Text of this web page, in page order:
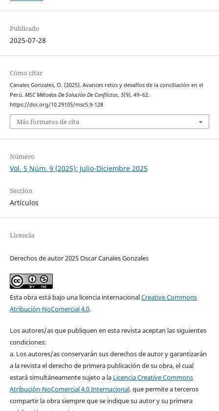
Publicado
2025-07-28
Cómo citar
Canales Gonzales, O. (2025). Avances retos y desafíos de la conciliación en el
Perú. MSC Métodos De Solución De Conflictos, 5(9), 49–62.
https://doi.org/10.29105/msc5.9-128
Más formatos de cita
Número
Vol. 5 Núm. 9 (2025): Julio-Diciembre 2025
Sección
Artículos
Licencia
Derechos de autor 2025 Oscar Canales Gonzales
Esta obra está bajo una licencia internacionalCreative Commons
Atribución-NoComercial 4.0.
Los autores/as que publiquen en esta revista aceptan las siguientes
condiciones:
a. Los autores/as conservarán sus derechos de autor y garantizarán
a la revista el derecho de primera publicación de su obra, el cual
estará simultáneamente sujeto a la Licencia Creative Commons
Atribución-NoComercial 4.0 Internacional. que permite a terceros
compartir la obra siempre que se indique su autor y su primera